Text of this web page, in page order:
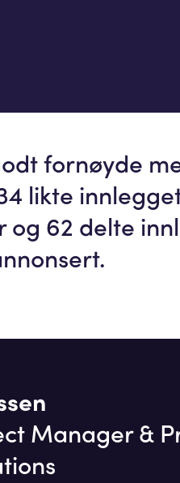
fornøyde
likte
og 62 delte
Manager &